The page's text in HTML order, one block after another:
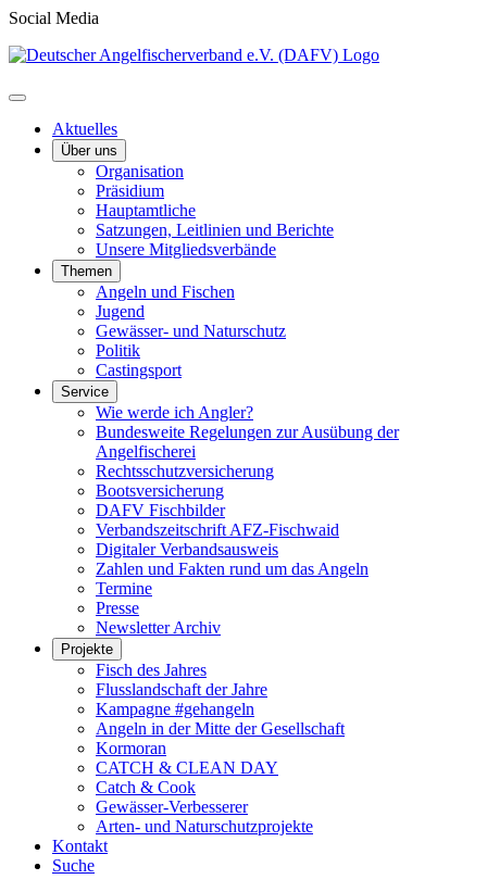
Social Media
Aktuelles
Über uns
Organisation
Präsidium
Hauptamtliche
Satzungen, Leitlinien und Berichte
Unsere Mitgliedsverbände
Themen
Angeln und Fischen
Jugend
Gewässer- und Naturschutz
Politik
Castingsport
Service
Wie werde ich Angler?
Bundesweite Regelungen zur Ausübung der
Angelfischerei
Rechtsschutzversicherung
Bootsversicherung
DAFV Fischbilder
Verbandszeitschrift AFZ-Fischwaid
Digitaler Verbandsausweis
Zahlen und Fakten rund um das Angeln
Termine
Presse
Newsletter Archiv
Projekte
Fisch des Jahres
Flusslandschaft der Jahre
Kampagne #gehangeln
Angeln in der Mitte der Gesellschaft
Kormoran
CATCH & CLEAN DAY
Catch & Cook
Gewässer-Verbesserer
Arten- und Naturschutzprojekte
Kontakt
Suche